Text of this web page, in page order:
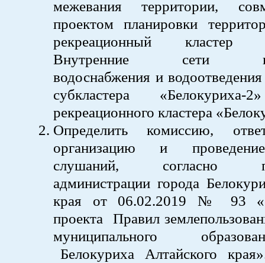
межевания территории,
проектом планировки
рекреационный кластер
Внутренние сети
водоснабжения и
субкластера «Белокуриха-
рекреационного кластера
Определить комиссию,
организацию и
слушаний, согласно
администрации города
края от 06.02.2019 № 93
проекта Правил
муниципального
Белокуриха Алтайского